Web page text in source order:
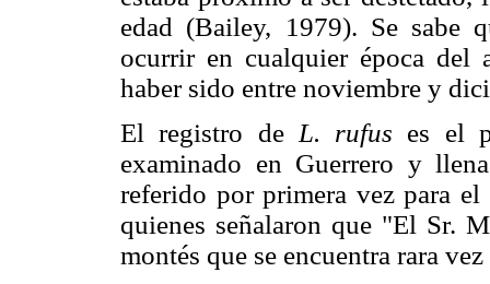
edad (Bailey, 1979). Se sabe
ocurrir en cualquier época del
haber sido entre noviembre y
El registro de L. rufus es el
examinado en Guerrero y
referido por primera vez para
quienes señalaron que "El Sr.
montés que se encuentra rara